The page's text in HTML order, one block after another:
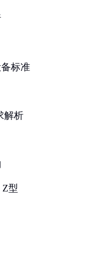
标准
解析
Z型